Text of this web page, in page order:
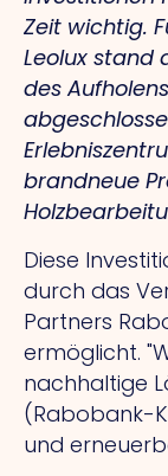
Zeit wichtig.
Leolux stand
des
brandneue
Diese
durch das
Partners
ermöglicht.
nachhaltige
(Rabobank-
und